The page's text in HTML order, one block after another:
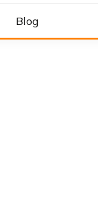
Blog